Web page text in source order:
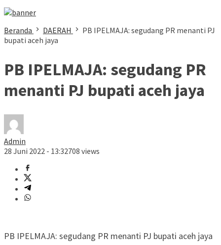
Beranda DAERAH
PB IPELMAJA: segudang PR menanti PJ
bupati aceh jaya
PB IPELMAJA: segudang PR
menanti PJ bupati aceh jaya
Admin
28 Juni 2022 - 13:32708 views
PB IPELMAJA: segudang PR menanti PJ bupati aceh jaya